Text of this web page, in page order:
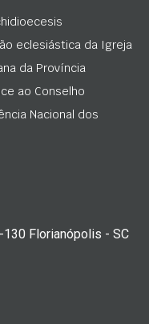
eclesiástica da Igreja
da Província
ao Conselho
Nacional dos
130 Florianópolis - SC